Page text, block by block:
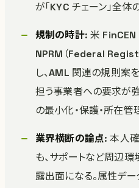
が「KYC チェーン」全体
規制の時計: 米
NPRM（Federal
し、AML 関連の規則案
担う事業者への要求が
の最小化・保護・所在
業界横断の論点: 本人
も、サポートなど周辺
露出面になる。属性デ